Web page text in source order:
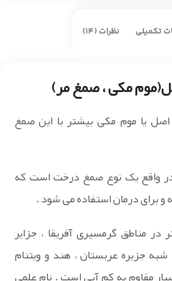
تکمیلی نظرات (14)
مکی ، صمغ مر)
یا موم مکی بیشتر با این صمغ
واقع یک نوع صمغ درخت است که
برای درمان استفاده می شود .
مناطق گرمسیری آفریقا ، جزایر
جزیره عربستان ، هند و ویتنام